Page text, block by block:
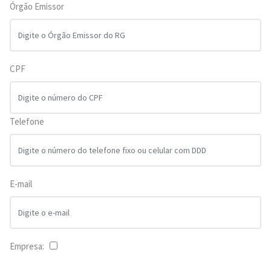
Órgão Emissor
CPF
Telefone
E-mail
Empresa: